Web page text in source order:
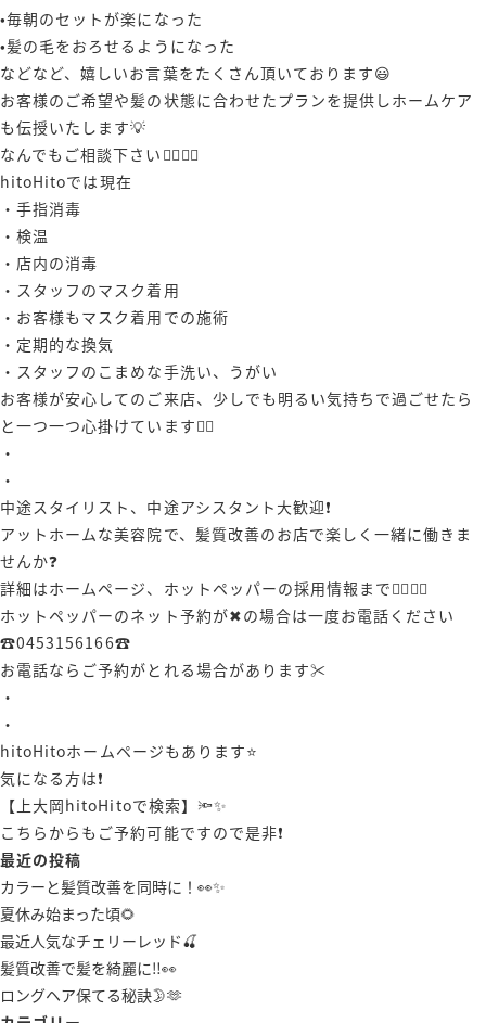
•毎朝のセットが楽になった
•髪の毛をおろせるようになった
などなど、嬉しいお言葉をたくさん頂いております😃
お客様のご希望や髪の状態に合わせたプランを提供しホームケア
も伝授いたします💡
なんでもご相談下さい🙋‍♀️🙋‍♂️
hitoHitoでは現在
・手指消毒
・検温
・店内の消毒
・スタッフのマスク着用
・お客様もマスク着用での施術
・定期的な換気
・スタッフのこまめな手洗い、うがい
お客様が安心してのご来店、少しでも明るい気持ちで過ごせたら
と一つ一つ心掛けています🙇‍♂️
・
・
中途スタイリスト、中途アシスタント大歓迎❗️
アットホームな美容院で、髪質改善のお店で楽しく一緒に働きま
せんか❓
詳細はホームページ、ホットペッパーの採用情報まで🙋‍♀️🙋‍♂️
ホットペッパーのネット予約が✖︎の場合は一度お電話ください
☎️0453156166☎️
お電話ならご予約がとれる場合があります✂️
・
・
hitoHitoホームページもあります⭐️
気になる方は❗️
【上大岡hitoHitoで検索】🔦✨
こちらからもご予約可能ですので是非❗️
最近の投稿
カラーと髪質改善を同時に！👀✨
夏休み始まった頃🌻
最近人気なチェリーレッド🍒
髪質改善で髪を綺麗に‼️👀
ロングヘア保てる秘訣🌛🫶